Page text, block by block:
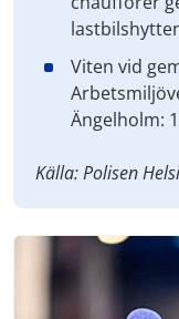
Viten vid
Ängelholm:
Källa: Polisen